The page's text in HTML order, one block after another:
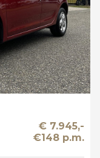
€ 7.945,-
€148 p.m.